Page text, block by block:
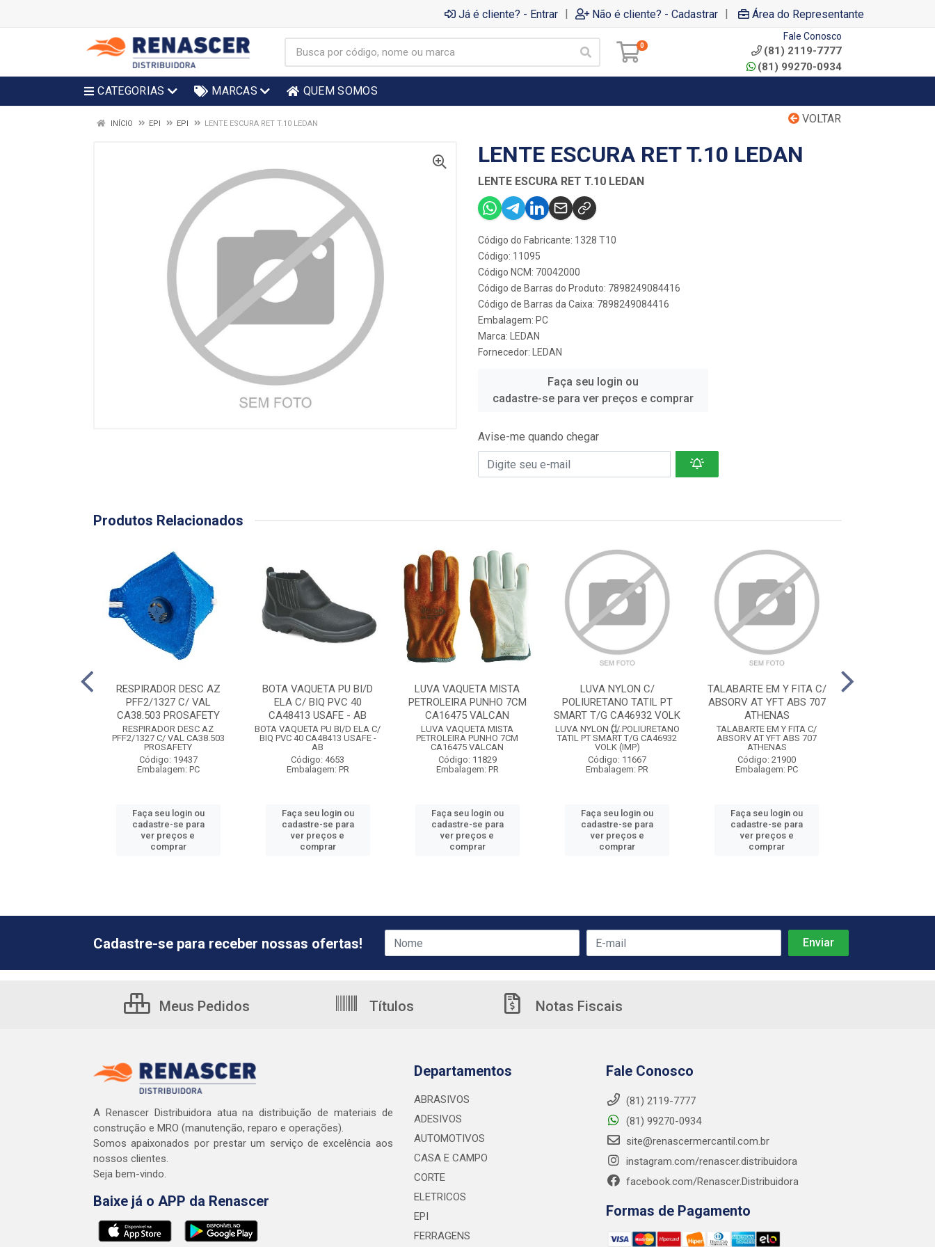
Já é cliente? - Entrar | Não é cliente? - Cadastrar | Área do Representante
0
Fale Conosco
(81) 2119-7777
(81) 99270-0934
CATEGORIAS MARCAS QUEM SOMOS
VOLTAR
INÍCIO EPI EPI LENTE ESCURA RET T.10 LEDAN
LENTE ESCURA RET T.10 LEDAN
LENTE ESCURA RET T.10 LEDAN
Código do Fabricante: 1328 T10
Código: 11095
Código NCM: 70042000
Código de Barras do Produto: 7898249084416
Código de Barras da Caixa: 7898249084416
Embalagem: PC
Marca:
LEDAN
Fornecedor:
LEDAN
Faça seu login ou
cadastre-se para ver preços e comprar
Avise-me quando chegar
Produtos Relacionados
RESPIRADOR DESC AZ
PFF2/1327 C/ VAL
CA38.503 PROSAFETY
RESPIRADOR DESC AZ
PFF2/1327 C/ VAL CA38.503
PROSAFETY
Código: 19437
Embalagem: PC
Faça seu login ou
cadastre-se para
ver preços e
comprar
BOTA VAQUETA PU BI/D
ELA C/ BIQ PVC 40
CA48413 USAFE - AB
BOTA VAQUETA PU BI/D ELA C/
BIQ PVC 40 CA48413 USAFE -
AB
Código: 4653
Embalagem: PR
Faça seu login ou
cadastre-se para
ver preços e
comprar
LUVA VAQUETA MISTA
PETROLEIRA PUNHO 7CM
CA16475 VALCAN
LUVA VAQUETA MISTA
PETROLEIRA PUNHO 7CM
CA16475 VALCAN
Código: 11829
Embalagem: PR
Faça seu login ou
cadastre-se para
ver preços e
comprar
LUVA NYLON C/
POLIURETANO TATIL PT
SMART T/G CA46932 VOLK
(I...
LUVA NYLON C/ POLIURETANO
TATIL PT SMART T/G CA46932
VOLK (IMP)
Código: 11667
Embalagem: PR
Faça seu login ou
cadastre-se para
ver preços e
comprar
TALABARTE EM Y FITA C/
ABSORV AT YFT ABS 707
ATHENAS
TALABARTE EM Y FITA C/
ABSORV AT YFT ABS 707
ATHENAS
Código: 21900
Embalagem: PC
Faça seu login ou
cadastre-se para
ver preços e
comprar
Cadastre-se para receber nossas ofertas!
Meus Pedidos Títulos Notas Fiscais
A Renascer Distribuidora atua na distribuição de materiais de
construção e MRO (manutenção, reparo e operações).
Somos apaixonados por prestar um serviço de excelência aos
nossos clientes.
Seja bem-vindo.
Baixe já o APP da Renascer
Departamentos
ABRASIVOS
ADESIVOS
AUTOMOTIVOS
CASA E CAMPO
CORTE
ELETRICOS
EPI
FERRAGENS
Fale Conosco
(81) 2119-7777
(81) 99270-0934
site@renascermercantil.com.br
instagram.com/renascer.distribuidora
facebook.com/Renascer.Distribuidora
Formas de Pagamento